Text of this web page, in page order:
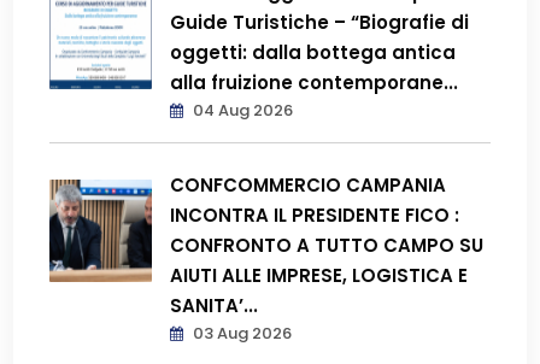
Guide Turistiche – “Biografie di
oggetti: dalla bottega antica
alla fruizione contemporane...
04 Aug 2026
CONFCOMMERCIO CAMPANIA
INCONTRA IL PRESIDENTE FICO :
CONFRONTO A TUTTO CAMPO SU
AIUTI ALLE IMPRESE, LOGISTICA E
SANITA’...
03 Aug 2026